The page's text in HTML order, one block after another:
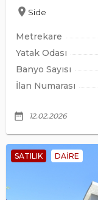
location_on Side
Metrekare
Yatak Odası
Banyo Sayısı
İlan Numarası
date_range 12.02.2026
SATILIK DAIRE